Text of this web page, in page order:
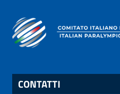
CONTATTI